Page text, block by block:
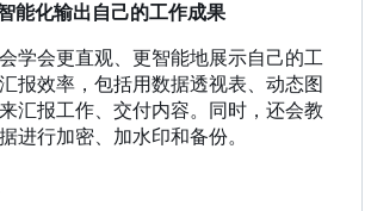
能化输出自己的工作成果
学会更直观、更智能地展示自己的工
报效率，包括用数据透视表、动态图
汇报工作、交付内容。同时，还会教
进行加密、加水印和备份。